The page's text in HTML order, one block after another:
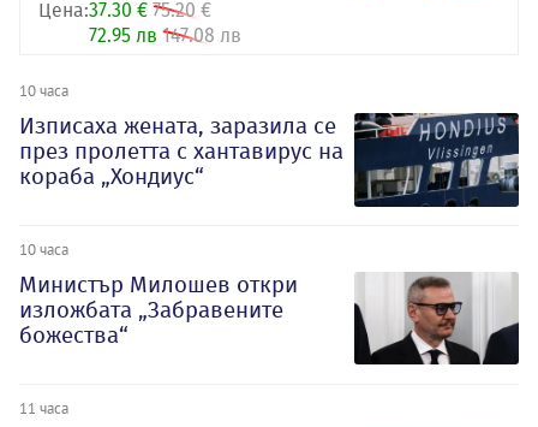
Цена:37.30 € 75.20 €
72.95 лв 147.08 лв
10 часа
Изписаха жената, заразила се
през пролетта с хантавирус на
кораба „Хондиус“
10 часа
Министър Милошев откри
изложбата „Забравените
божества“
11 часа